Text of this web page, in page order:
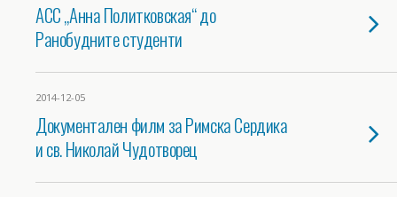
АСС „Анна Политковская“ до
Ранобудните студенти
2014-12-05
Документален филм за Римска Сердика
и св. Николай Чудотворец